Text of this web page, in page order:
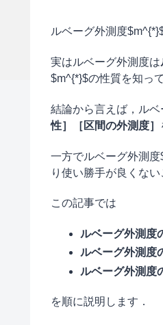
ルベーグ外測度
実はルベーグ外測度は
$m^{*}$の性質を知っ
結論から言えば，ル
性］［区間の外測度］
一方でルベーグ外測
り使い勝手が良くな
この記事では
ルベーグ外測度
ルベーグ外測度
ルベーグ外測度
を順に説明します．